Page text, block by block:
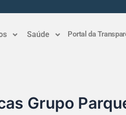
Saúde Portal da
Grupo